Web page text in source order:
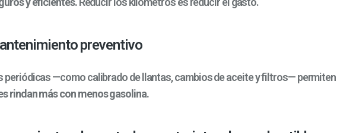
preventivo
periódicas —como calibrado de llantas, cambios de aceite y filtros— permiten
rindan más con menos gasolina.